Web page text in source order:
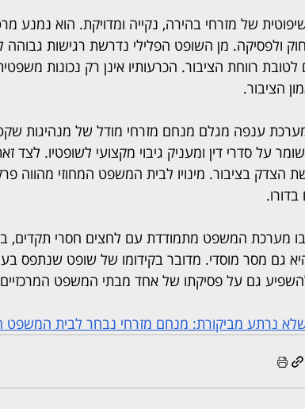
של מזרחי בהירה, נקייה ומדויקת. הוא נמנע
ולפסיקה. מן השופט הפלילי נדרשת רגישות גבוהה
לטובת רווחת הציבור. הכרעותיו אינן רק נכונות
הציבור.
ענפה מגלם מנחם מזרחי מודל של מנהיגות
על סדרי דין ומעניק גיבוי מקצועי לשופטיו.
הצדק בציבור. מינויו לבית המשפט המחוזי מהווה
מערכת המשפט מתמודדת עם לחצים חסרי תקדים,
גם מסר מוסדי. מדובר בקידומו של שופט שנתפס
גם על פסיקתו של אחד מבתי המשפט
נרתע מביקורת: מנחם מזרחי נבחר לבית המשפט